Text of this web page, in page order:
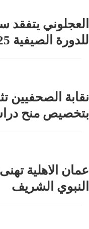
العجلوني يتفقد
للدورة الصيفية 2025 في البلقاء التطبيقية
نقابة الصحفيين
بتخصيص منح
عمان الاهلية
النبوي الشريف